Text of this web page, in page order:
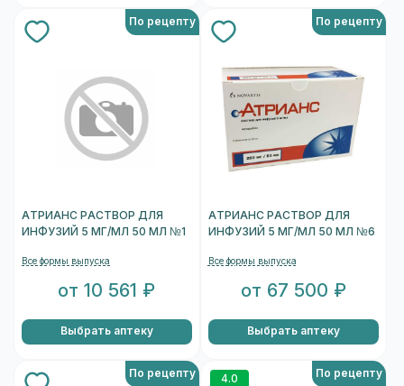
По рецепту
АТРИАНС РАСТВОР ДЛЯ
ИНФУЗИЙ 5 МГ/МЛ 50 МЛ №1
Все формы выпуска
от 10 561 ₽
Выбрать аптеку
По рецепту
АТРИАНС РАСТВОР ДЛЯ
ИНФУЗИЙ 5 МГ/МЛ 50 МЛ №6
Все формы выпуска
от 67 500 ₽
Выбрать аптеку
По рецепту 4.0 По рецепту